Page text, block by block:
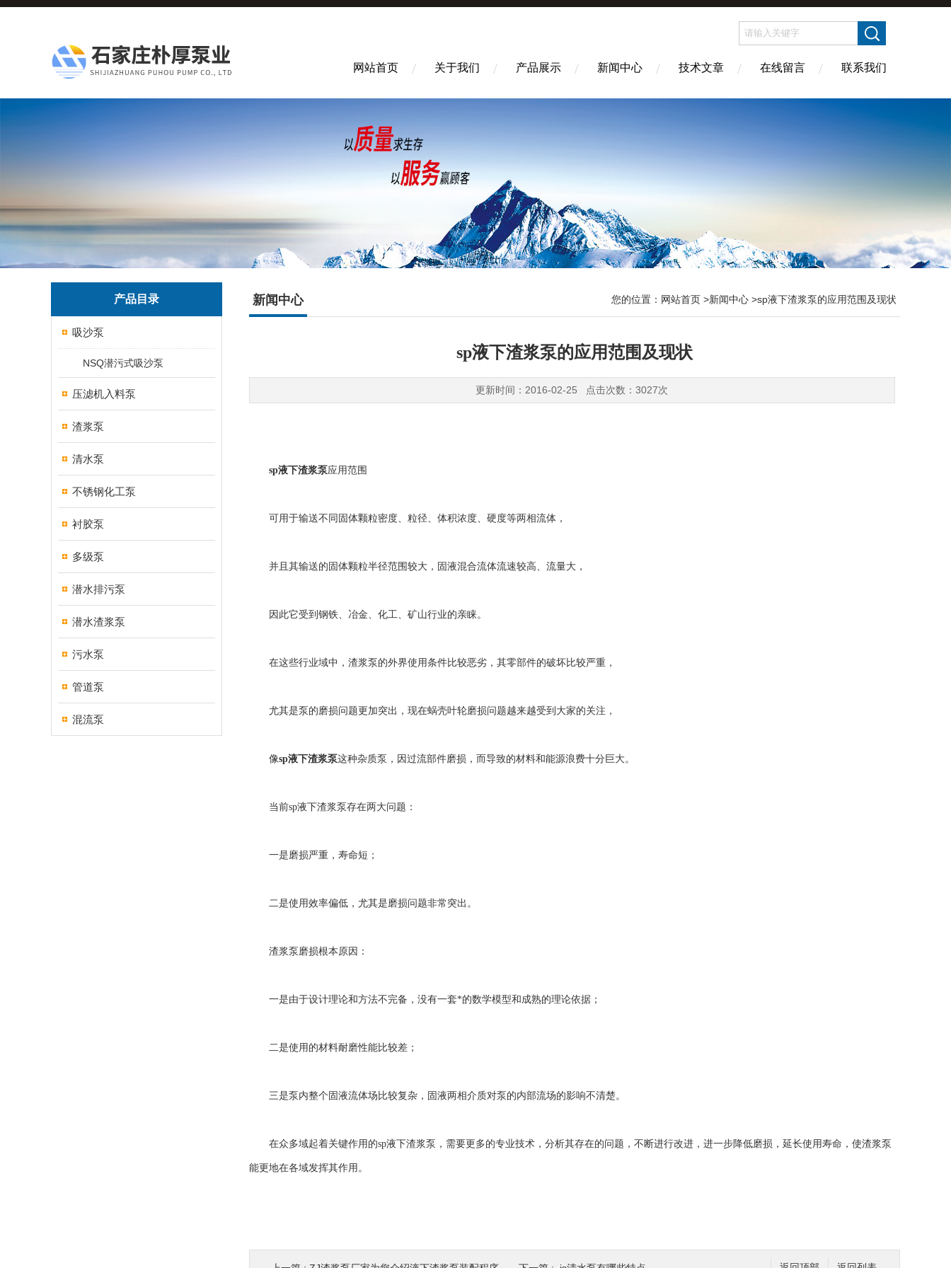
网站首页 关于我们 产品展示 新闻中心 技术文章 在线留言 联系我们
产品目录
吸沙泵
NSQ潜污式吸沙泵
压滤机入料泵
渣浆泵
清水泵
不锈钢化工泵
衬胶泵
多级泵
潜水排污泵
潜水渣浆泵
污水泵
管道泵
混流泵
新闻中心 您的位置： 网站首页 >新闻中心 >sp液下渣浆泵的应用范围及现状
sp液下渣浆泵的应用范围及现状
更新时间：2016-02-25 点击次数：3027次
sp液下渣浆泵应用范围
可用于输送不同固体颗粒密度、粒径、体积浓度、硬度等两相流体，
并且其输送的固体颗粒半径范围较大，固液混合流体流速较高、流量大，
因此它受到钢铁、冶金、化工、矿山行业的亲睐。
在这些行业域中，渣浆泵的外界使用条件比较恶劣，其零部件的破坏比较严重，
尤其是泵的磨损问题更加突出，现在蜗壳叶轮磨损问题越来越受到大家的关注，
像sp液下渣浆泵这种杂质泵，因过流部件磨损，而导致的材料和能源浪费十分巨大。
当前sp液下渣浆泵存在两大问题：
一是磨损严重，寿命短；
二是使用效率偏低，尤其是磨损问题非常突出。
渣浆泵磨损根本原因：
一是由于设计理论和方法不完备，没有一套*的数学模型和成熟的理论依据；
二是使用的材料耐磨性能比较差；
三是泵内整个固液流体场比较复杂，固液两相介质对泵的内部流场的影响不清楚。
在众多域起着关键作用的sp液下渣浆泵，需要更多的专业技术，分析其存在的问题，不断进行改进，进一步降低磨损，延长使用寿命，使渣浆泵
能更地在各域发挥其作用。